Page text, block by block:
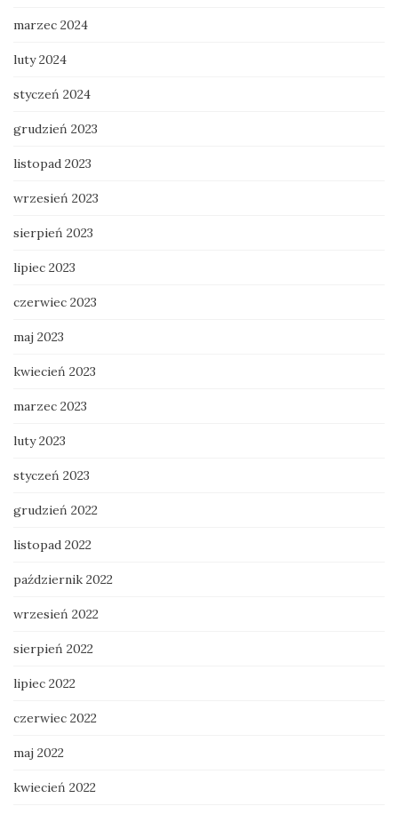
marzec 2024
luty 2024
styczeń 2024
grudzień 2023
listopad 2023
wrzesień 2023
sierpień 2023
lipiec 2023
czerwiec 2023
maj 2023
kwiecień 2023
marzec 2023
luty 2023
styczeń 2023
grudzień 2022
listopad 2022
październik 2022
wrzesień 2022
sierpień 2022
lipiec 2022
czerwiec 2022
maj 2022
kwiecień 2022